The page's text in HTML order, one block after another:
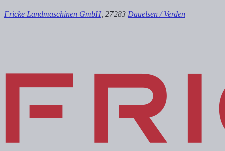
Fricke Landmaschinen GmbH , 27283 Dauelsen / Verden